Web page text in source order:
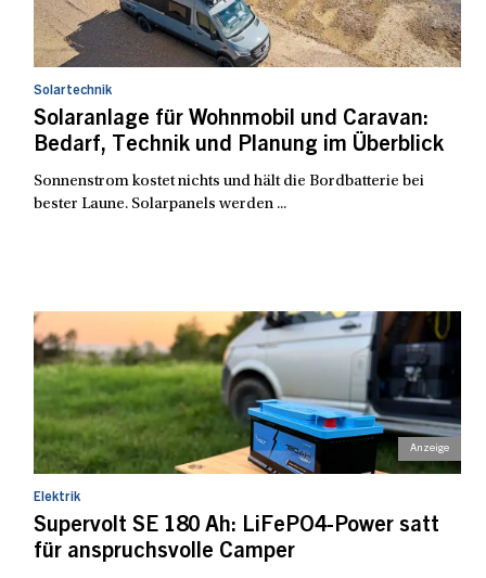
Solartechnik
Solaranlage für Wohnmobil und Caravan:
Bedarf, Technik und Planung im Überblick
Sonnenstrom kostet nichts und hält die Bordbatterie bei
bester Laune. Solarpanels werden ...
Elektrik
Supervolt SE 180 Ah: LiFePO4-Power satt
für anspruchsvolle Camper